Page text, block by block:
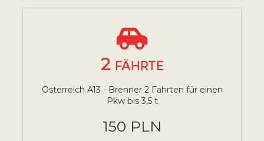
2 FÄHRTE
Österreich A13 - Brenner 2 Fahrten für einen
Pkw bis 3,5 t
150 PLN